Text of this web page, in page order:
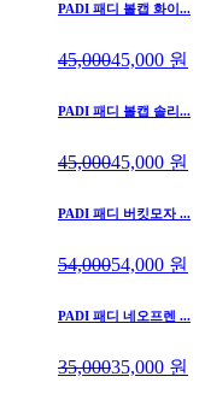
PADI 패디 볼캡 화이...
45,00045,000 원
PADI 패디 볼캡 솔리...
45,00045,000 원
PADI 패디 버킷모자 ...
54,00054,000 원
PADI 패디 네오프렌 ...
35,00035,000 원